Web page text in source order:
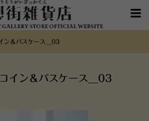

ン＆パスケース__03
イン＆パスケース__03